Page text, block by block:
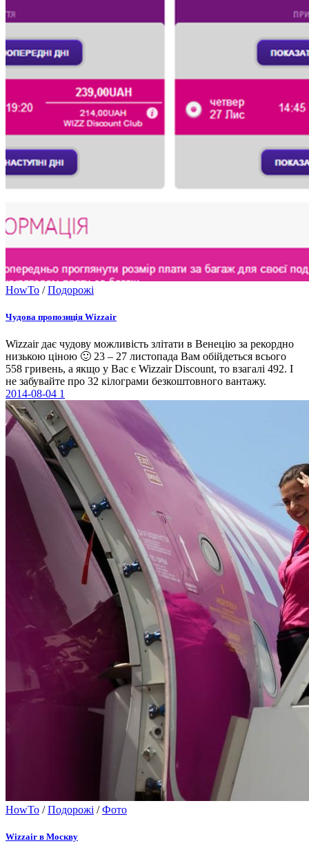
HowTo /Подорожі
Чудова пропозиція Wizzair
Wizzair дає чудову можливість злітати в Венецію за рекордно
низькою ціною 🙂 23 – 27 листопада Вам обійдеться всього
558 гривень, а якщо у Вас є Wizzair Discount, то взагалі 492. І
не забувайте про 32 кілограми безкоштовного вантажу.
2014-08-04 1
HowTo /Подорожі /Фото
Wizzair в Москву